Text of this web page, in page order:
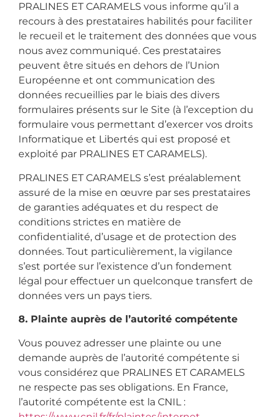
PRALINES ET CARAMELS vous informe qu’il a
recours à des prestataires habilités pour faciliter
le recueil et le traitement des données que vous
nous avez communiqué. Ces prestataires
peuvent être situés en dehors de l’Union
Européenne et ont communication des
données recueillies par le biais des divers
formulaires présents sur le Site (à l’exception du
formulaire vous permettant d’exercer vos droits
Informatique et Libertés qui est proposé et
exploité par PRALINES ET CARAMELS).
PRALINES ET CARAMELS s’est préalablement
assuré de la mise en œuvre par ses prestataires
de garanties adéquates et du respect de
conditions strictes en matière de
confidentialité, d’usage et de protection des
données. Tout particulièrement, la vigilance
s’est portée sur l’existence d’un fondement
légal pour effectuer un quelconque transfert de
données vers un pays tiers.
8. Plainte auprès de l’autorité compétente
Vous pouvez adresser une plainte ou une
demande auprès de l’autorité compétente si
vous considérez que PRALINES ET CARAMELS
ne respecte pas ses obligations. En France,
l’autorité compétente est la CNIL :